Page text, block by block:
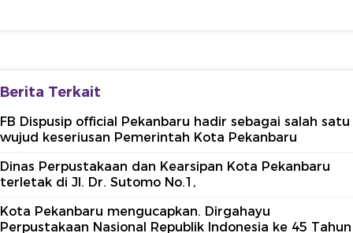
Berita Terkait
FB Dispusip official Pekanbaru hadir sebagai salah satu
wujud keseriusan Pemerintah Kota Pekanbaru
Dinas Perpustakaan dan Kearsipan Kota Pekanbaru
terletak di Jl. Dr. Sutomo No.1,
Kota Pekanbaru mengucapkan. Dirgahayu
Perpustakaan Nasional Republik Indonesia ke 45 Tahun